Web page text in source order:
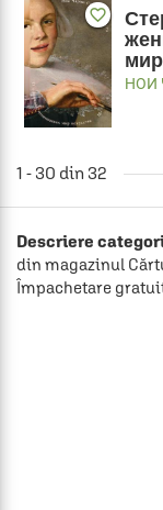
favorite_border
НОИ
1 - 30 din 32
Descriere
din magazinul
Împachetare